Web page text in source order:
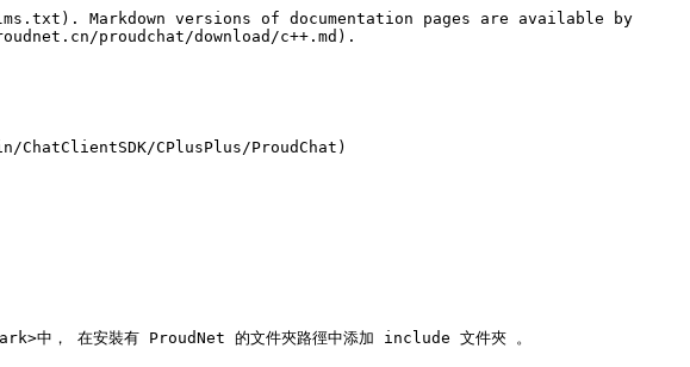
Markdown versions of documentation pages are available by
proudchat/download/c++.md).
CPlusPlus/ProudChat)
， 在安裝有 ProudNet 的文件夾路徑中添加 include 文件夾 。